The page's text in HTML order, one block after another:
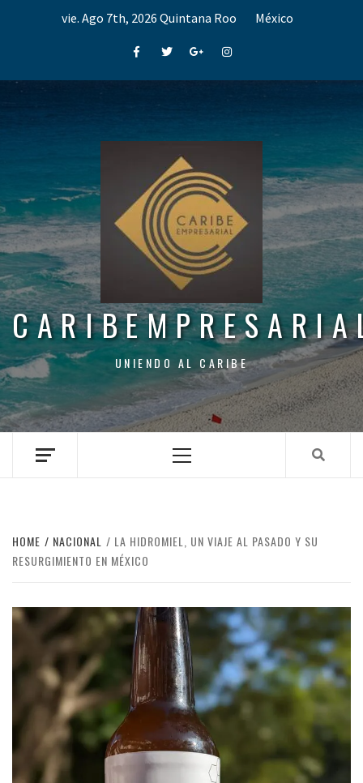
vie. Ago 7th, 2026 Quintana Roo México
FacebookTwitterGoogle+Instagram
UNIENDO AL CARIBE
Menu
HOME NACIONAL
LA HIDROMIEL, UN VIAJE AL PASADO Y SU
RESURGIMIENTO EN MÉXICO